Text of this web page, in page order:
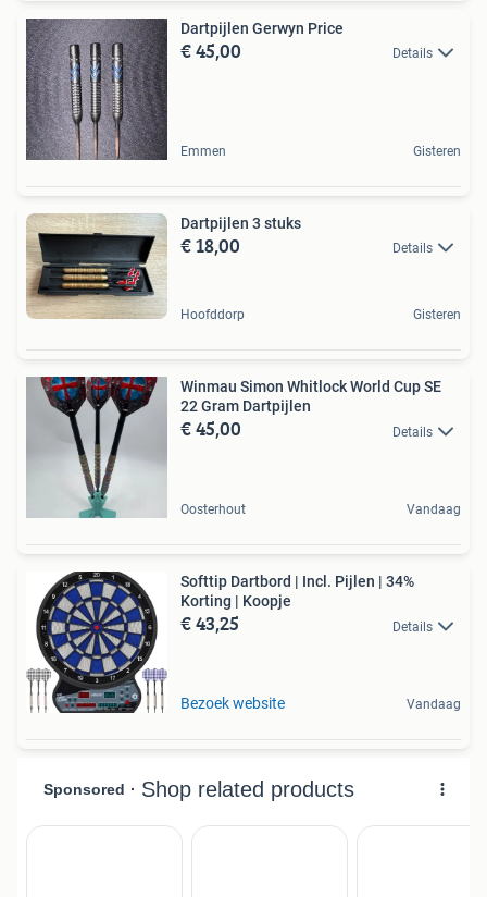
Dartpijlen Gerwyn Price
€ 45,00 Details
Emmen Gisteren
Dartpijlen 3 stuks
€ 18,00 Details
Hoofddorp Gisteren
Winmau Simon Whitlock World Cup SE
22 Gram Dartpijlen
€ 45,00 Details
Oosterhout Vandaag
Softtip Dartbord | Incl. Pijlen | 34%
Korting | Koopje
€ 43,25 Details
Bezoek website Vandaag